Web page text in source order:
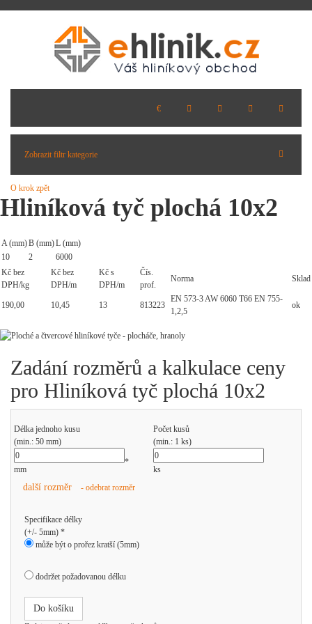
Zobrazit filtr kategorie
O krok zpět
Hliníková tyč plochá 10x2
A (mm)B (mm)L (mm)
10
2
6000
Kč bez
DPH/kg
Kč bez
DPH/m
Kč s
DPH/m
Čís.
prof.
Norma Sklad
190,00 10,45 13 813223
EN 573-3 AW 6060 T66 EN 755-
1,2,5
ok
Zadání rozměrů a kalkulace ceny
pro Hliníková tyč plochá 10x2
Délka jednoho kusu
(min.: 50 mm)
Počet kusů
(min.: 1 ks)
mm
*
ks
další rozměr - odebrat rozměr
Specifikace délky
(+/- 5mm) *
může být o prořez kratší (5mm)
dodržet požadovanou délku
Do košíku